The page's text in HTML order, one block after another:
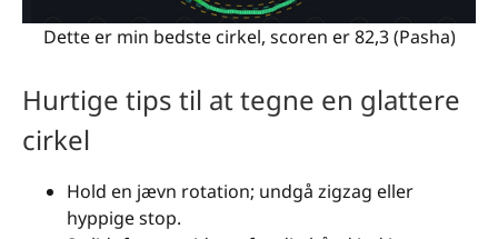
Dette er min bedste cirkel, scoren er 82,3 (Pasha)
Hurtige tips til at tegne en glattere
cirkel
Hold en jævn rotation; undgå zigzag eller
hyppige stop.